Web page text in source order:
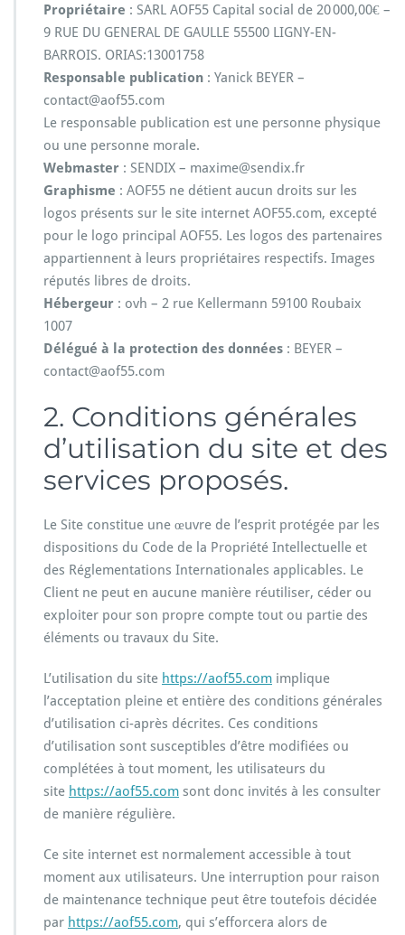
Propriétaire : SARL AOF55 Capital social de 20 000,00€ –
9 RUE DU GENERAL DE GAULLE 55500 LIGNY-EN-
BARROIS. ORIAS:13001758
Responsable publication : Yanick BEYER –
contact@aof55.com
Le responsable publication est une personne physique
ou une personne morale.
Webmaster : SENDIX – maxime@sendix.fr
Graphisme : AOF55 ne détient aucun droits sur les
logos présents sur le site internet AOF55.com, excepté
pour le logo principal AOF55. Les logos des partenaires
appartiennent à leurs propriétaires respectifs. Images
réputés libres de droits.
Hébergeur : ovh – 2 rue Kellermann 59100 Roubaix
1007
Délégué à la protection des données : BEYER –
contact@aof55.com
2. Conditions générales
d’utilisation du site et des
services proposés.
Le Site constitue une œuvre de l’esprit protégée par les
dispositions du Code de la Propriété Intellectuelle et
des Réglementations Internationales applicables. Le
Client ne peut en aucune manière réutiliser, céder ou
exploiter pour son propre compte tout ou partie des
éléments ou travaux du Site.
L’utilisation du site https://aof55.com implique
l’acceptation pleine et entière des conditions générales
d’utilisation ci-après décrites. Ces conditions
d’utilisation sont susceptibles d’être modifiées ou
complétées à tout moment, les utilisateurs du
site https://aof55.com sont donc invités à les consulter
de manière régulière.
Ce site internet est normalement accessible à tout
moment aux utilisateurs. Une interruption pour raison
de maintenance technique peut être toutefois décidée
par https://aof55.com, qui s’efforcera alors de